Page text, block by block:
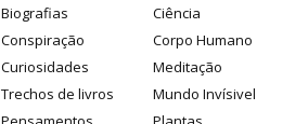
Biografias
Ciência
Conspiração
Corpo Humano
Curiosidades
Meditação
Trechos de livros
Mundo Invísivel